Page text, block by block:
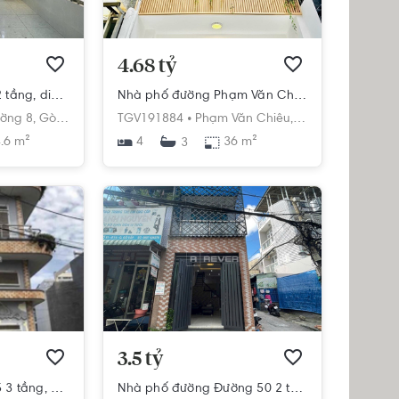
Nhà phố đường 10 2 tầng, diện tích 44.6m², hướng Đông Nam, pháp lý Sổ hồng
8, Gò Vấp,
Hồ Chí Minh
m²
4.68 tỷ
Nhà phố đường Phạm Văn Chiêu 4 tầng, diện tích 36m², hướng Đông Bắc, pháp lý Sổ hồng
TGV191884 • Phạm Văn Chiêu, Phường 14,
4
3 36 m²
Nhà phố đường Số 5 3 tầng, diện tích 18m², hướng Đông, pháp lý Sổ hồng
3.5 tỷ
Nhà phố đường Đường 50 2 tầng, diện tích 32.6m², hướng Đông Nam, pháp lý Sổ hồng